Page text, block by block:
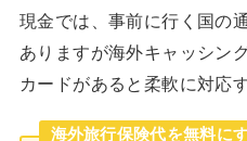
現金では、事前に行く国の
ありますが海外キャッシン
カードがあると柔軟に対応
海外旅行保険代を無料に